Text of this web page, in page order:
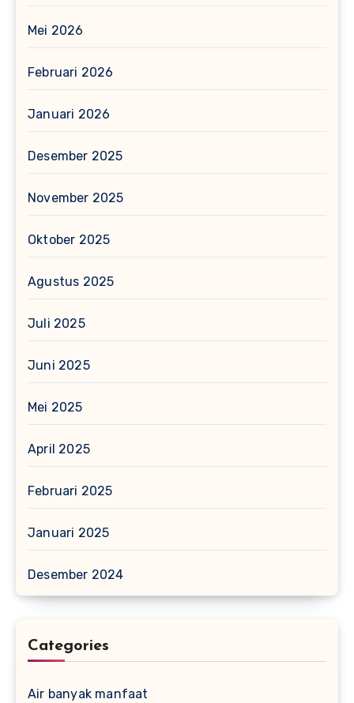
Mei 2026
Februari 2026
Januari 2026
Desember 2025
November 2025
Oktober 2025
Agustus 2025
Juli 2025
Juni 2025
Mei 2025
April 2025
Februari 2025
Januari 2025
Desember 2024
Categories
Air banyak manfaat